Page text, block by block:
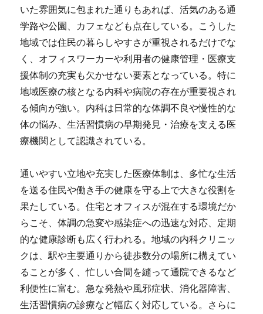
いた雰囲気に包まれた通りもあれば、活気のある通
学路や公園、カフェなども点在している。こうした
地域では住民の暮らしやすさが重視されるだけでな
く、オフィスワーカーや利用者の健康管理・医療支
援体制の充実も欠かせない要素となっている。特に
地域医療の核となる内科や病院の存在が重要視され
る傾向が強い。内科は日常的な体調不良や慢性的な
体の悩み、生活習慣病の早期発見・治療を支える医
療機関として認識されている。
通いやすい立地や充実した医療体制は、多忙な生活
を送る住民や働き手の健康を守る上で大きな役割を
果たしている。住宅とオフィスが混在する環境だか
らこそ、体調の急変や感染症への迅速な対応、定期
的な健康診断も広く行われる。地域の内科クリニッ
クは、駅や主要通りから徒歩数分の場所に構えてい
ることが多く、忙しい合間を縫って通院できるなど
利便性に富む。急な発熱や風邪症状、消化器障害、
生活習慣病の診療など幅広く対応している。さらに